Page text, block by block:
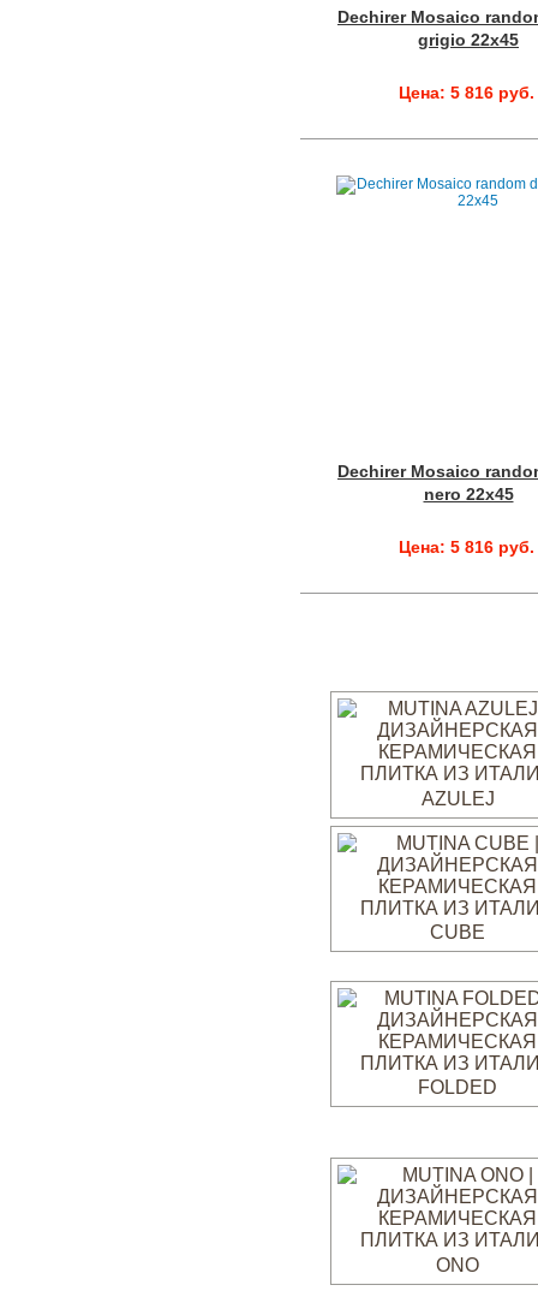
Dechirer Mosaico
grigio 22x45
Цена: 5 816 руб.
Dechirer Mosaico
nero 22x45
Цена: 5 816 руб.
AZULEJ
CUBE
FOLDED
ONO